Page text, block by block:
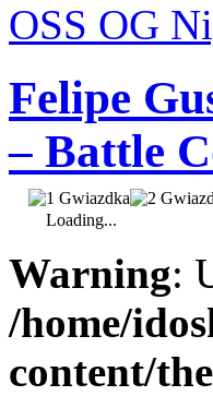
OSS OG
Felipe
– Battle
Loading...
Warning:
/home/
content/